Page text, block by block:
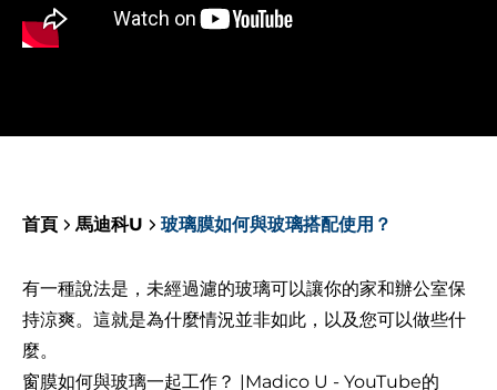
首頁 馬迪科U 玻璃膜如何與玻璃搭配使用？
有一種說法是，未經過濾的玻璃可以讓你的家和辦公室保
持涼爽。這就是為什麼情況並非如此，以及您可以做些什
麼。
窗膜如何與玻璃一起工作？ |Madico U - YouTube的